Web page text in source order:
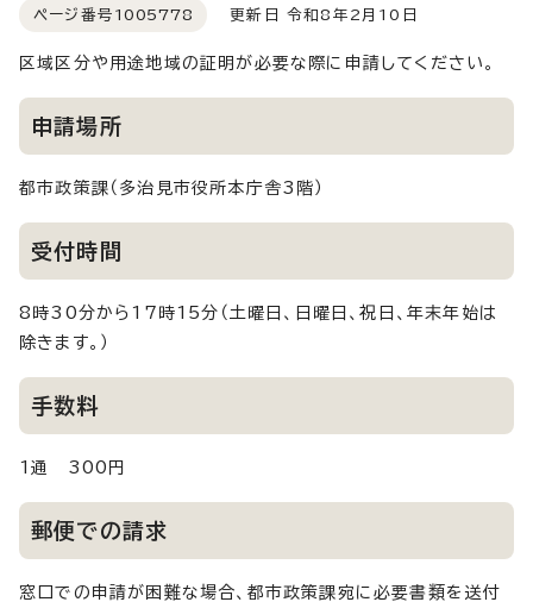
ページ番号 1005778 更新日 令和8年2月10日
区域区分や用途地域の証明が必要な際に申請してください。
申請場所
都市政策課（多治見市役所本庁舎3階）
受付時間
8時30分から17時15分（土曜日、日曜日、祝日、年末年始は
除きます。）
手数料
1通 300円
郵便での請求
窓口での申請が困難な場合、都市政策課宛に必要書類を送付